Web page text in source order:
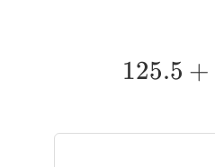
125.5 +